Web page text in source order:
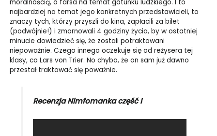
moralnością, a farsa na temat gatunku ludzkiego. I to
najbardziej na temat jego konkretnych przedstawicieli, to
znaczy tych, którzy przyszli do kina, zapłacili za bilet
(podwójnie!) i zmarnowali 4 godziny życia, by w ostatniej
minucie dowiedzieć się, że zostali potraktowani
niepoważnie. Czego innego oczekuje się od reżysera tej
klasy, co Lars von Trier. No chyba, że on sam już dawno
przestał traktować się poważnie.
RecenzjaNimfomanka część I